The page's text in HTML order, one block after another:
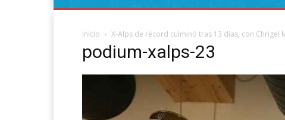
Inicio X-Alps de récord culminó tras 13 días, con Chrigel
podium-xalps-23